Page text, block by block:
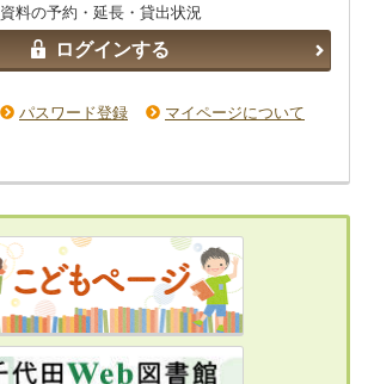
資料の予約・延長・貸出状況
ログインする
パスワード登録
マイページについて